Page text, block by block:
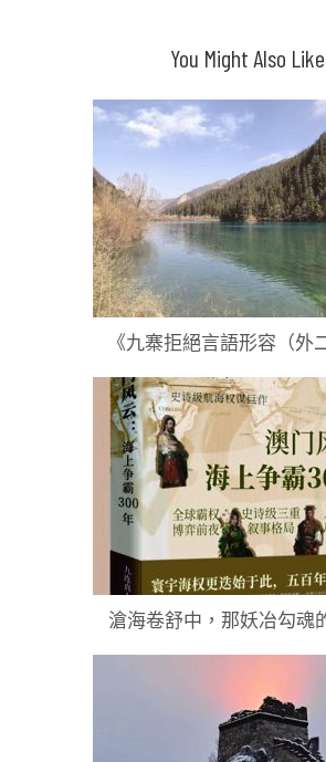
You Might Also Like
《九寨拒絕言語形容（外
滄海卷舒中，那妖冶勾魂